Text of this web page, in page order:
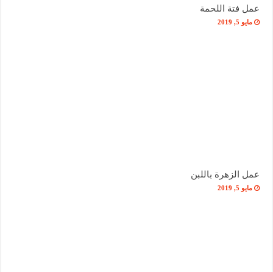
عمل فتة اللحمة
مايو 5, 2019
عمل الزهرة باللبن
مايو 5, 2019